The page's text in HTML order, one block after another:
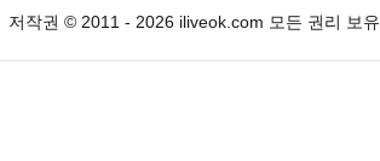
저작권 © 2011 - 2026 iliveok.com 모든 권리 보유.